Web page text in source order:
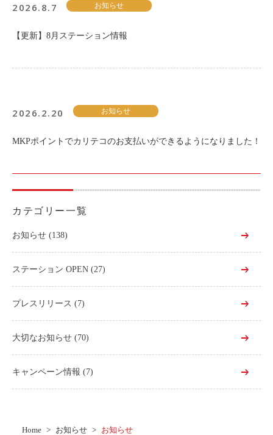
2026.8.7 お知らせ
【更新】8月ステーション情報
2026.2.20 お知らせ
MKPポイントでカリテコのお支払いができるようになりました！
カテゴリー一覧
お知らせ (138)
ステーション OPEN (27)
プレスリリース (7)
大切なお知らせ (70)
キャンペーン情報 (7)
Home お知らせ お知らせ